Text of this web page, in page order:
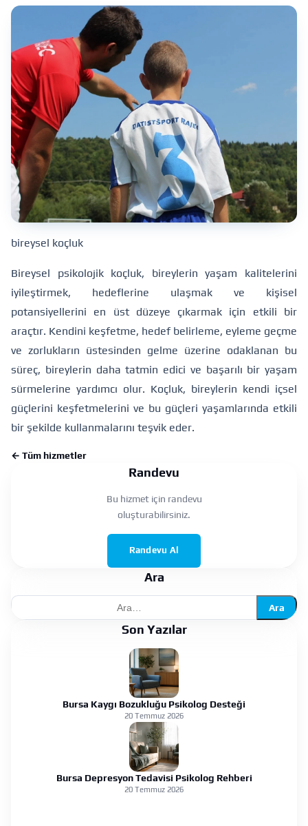
bireysel koçluk
Bireysel psikolojik koçluk, bireylerin yaşam kalitelerini
iyileştirmek, hedeflerine ulaşmak ve kişisel
potansiyellerini en üst düzeye çıkarmak için etkili bir
araçtır. Kendini keşfetme, hedef belirleme, eyleme geçme
ve zorlukların üstesinden gelme üzerine odaklanan bu
süreç, bireylerin daha tatmin edici ve başarılı bir yaşam
sürmelerine yardımcı olur. Koçluk, bireylerin kendi içsel
güçlerini keşfetmelerini ve bu güçleri yaşamlarında etkili
bir şekilde kullanmalarını teşvik eder.
← Tüm hizmetler
Randevu
Bu hizmet için randevu
oluşturabilirsiniz.
Randevu Al
Ara
Ara
Son Yazılar
Bursa Kaygı Bozukluğu Psikolog Desteği
20 Temmuz 2026
Bursa Depresyon Tedavisi Psikolog Rehberi
20 Temmuz 2026